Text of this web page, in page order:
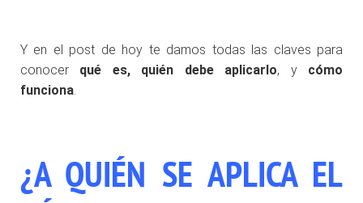
Y en el post de hoy te damos todas las claves para
conocer qué es, quién debe aplicarlo, y cómo
funciona.
¿A QUIÉN SE APLICA EL